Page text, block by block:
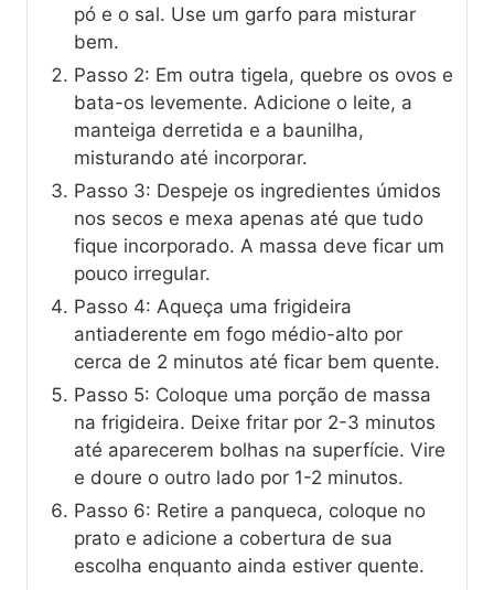
pó e o sal. Use um garfo para misturar
bem.
Passo 2: Em outra tigela, quebre os ovos e
bata-os levemente. Adicione o leite, a
manteiga derretida e a baunilha,
misturando até incorporar.
Passo 3: Despeje os ingredientes úmidos
nos secos e mexa apenas até que tudo
fique incorporado. A massa deve ficar um
pouco irregular.
Passo 4: Aqueça uma frigideira
antiaderente em fogo médio-alto por
cerca de 2 minutos até ficar bem quente.
Passo 5: Coloque uma porção de massa
na frigideira. Deixe fritar por 2-3 minutos
até aparecerem bolhas na superfície. Vire
e doure o outro lado por 1-2 minutos.
Passo 6: Retire a panqueca, coloque no
prato e adicione a cobertura de sua
escolha enquanto ainda estiver quente.